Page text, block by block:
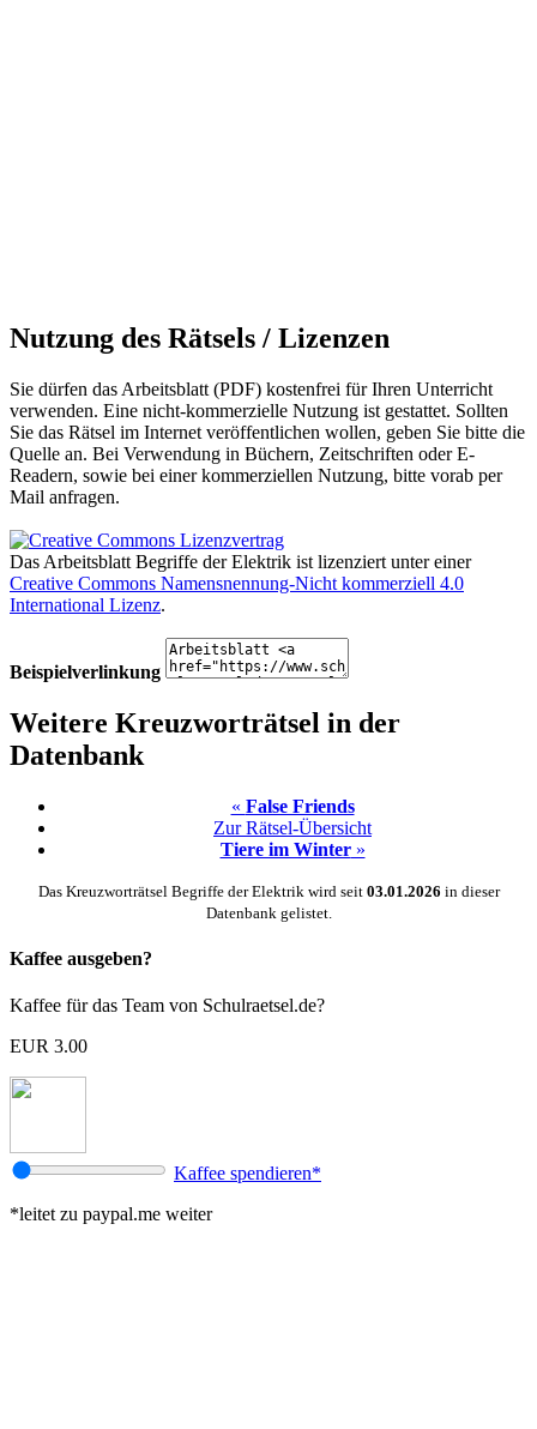
Nutzung des Rätsels / Lizenzen
Sie dürfen das Arbeitsblatt (PDF) kostenfrei für Ihren Unterricht
verwenden. Eine nicht-kommerzielle Nutzung ist gestattet. Sollten
Sie das Rätsel im Internet veröffentlichen wollen, geben Sie bitte die
Quelle an. Bei Verwendung in Büchern, Zeitschriften oder E-
Readern, sowie bei einer kommerziellen Nutzung, bitte vorab per
Mail anfragen.
Das Arbeitsblatt Begriffe der Elektrik ist lizenziert unter einer
Creative Commons Namensnennung-Nicht kommerziell 4.0
International Lizenz.
Beispielverlinkung
Weitere Kreuzworträtsel in der
Datenbank
« False Friends
Zur Rätsel-Übersicht
Tiere im Winter»
Das Kreuzworträtsel Begriffe der Elektrik wird seit 03.01.2026 in dieser
Datenbank gelistet.
Kaffee ausgeben?
Kaffee für das Team von Schulraetsel.de?
EUR 3.00
Kaffee spendieren*
*leitet zu paypal.me weiter